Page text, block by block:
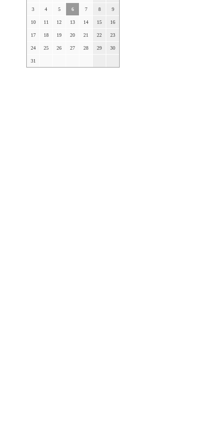
3 4 5 6 7 8 9
10 11 12 13 14 15 16
17 18 19 20 21 22 23
24 25 26 27 28 29 30
31